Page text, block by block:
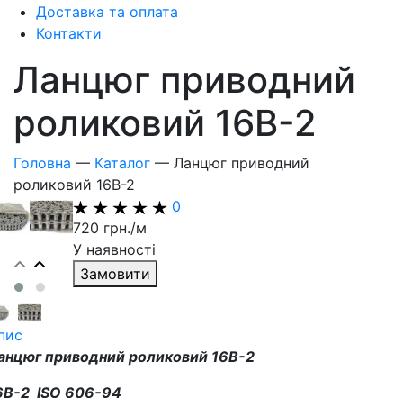
Доставка та оплата
Контакти
Ланцюг приводний
роликовий 16В-2
Головна — Каталог — Ланцюг приводний
роликовий 16В-2
0
720 грн./м
У наявності
Замовити
приводний роликовий 16В-2
2 ISO 606-94